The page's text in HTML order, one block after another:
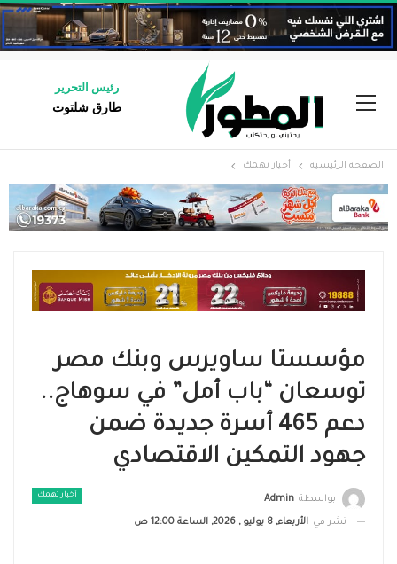
رئيس التحرير
طارق شلتوت
الصفحة الرئيسية أخبار تهمك
مؤسستا ساويرس وبنك مصر
توسعان “باب أمل” في سوهاج..
دعم 465 أسرة جديدة ضمن
جهود التمكين الاقتصادي
أخبار تهمك بواسطة Admin
نشر في الأربعاء, 8 يوليو , 2026, الساعة 12:00 ص